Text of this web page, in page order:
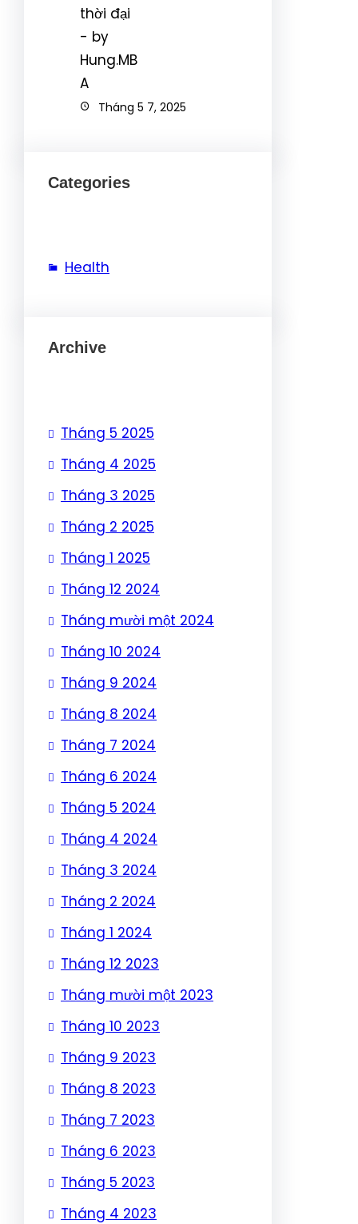
Tháng 5 7, 2025
Categories
Health
Archive
Tháng 5 2025
Tháng 4 2025
Tháng 3 2025
Tháng 2 2025
Tháng 1 2025
Tháng 12 2024
Tháng mười một 2024
Tháng 10 2024
Tháng 9 2024
Tháng 8 2024
Tháng 7 2024
Tháng 6 2024
Tháng 5 2024
Tháng 4 2024
Tháng 3 2024
Tháng 2 2024
Tháng 1 2024
Tháng 12 2023
Tháng mười một 2023
Tháng 10 2023
Tháng 9 2023
Tháng 8 2023
Tháng 7 2023
Tháng 6 2023
Tháng 5 2023
Tháng 4 2023